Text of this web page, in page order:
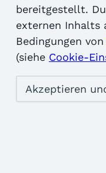
bereitgestellt.
externen Inhalts
Bedingungen von
(siehe Cookie-
Akzeptieren